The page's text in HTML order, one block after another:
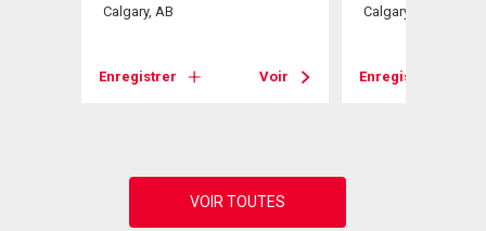
Calgary, AB
Enregistrer Voir
Calgary, AB
Enregistrer